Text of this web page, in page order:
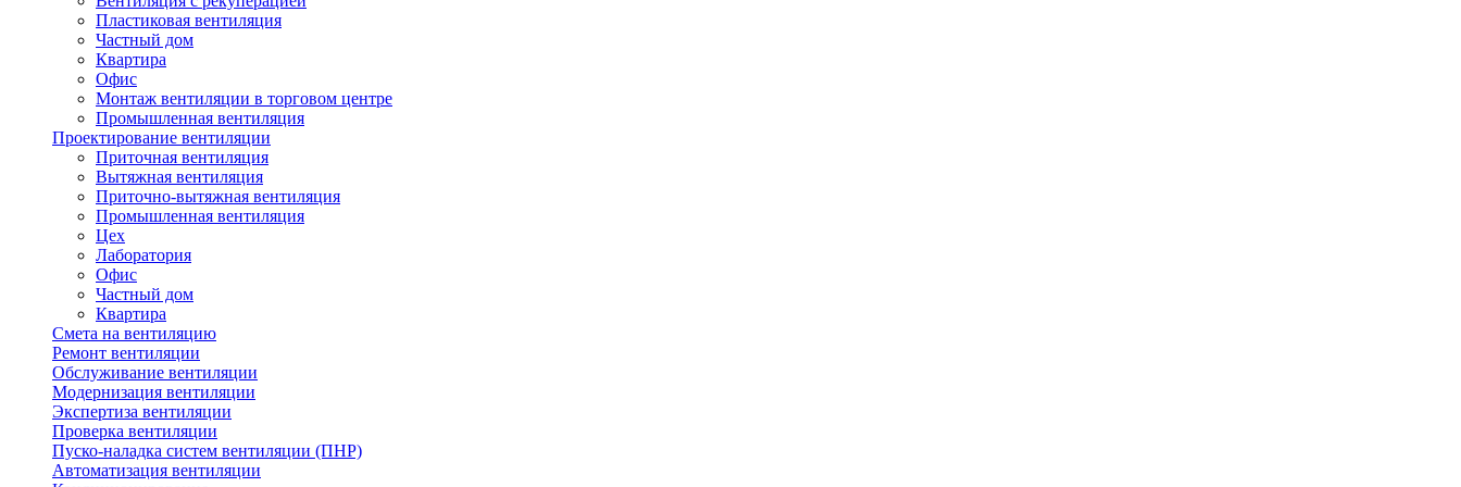
Пластиковая вентиляция
Частный дом
Квартира
Офис
Монтаж вентиляции в торговом центре
Промышленная вентиляция
Проектирование вентиляции
Приточная вентиляция
Вытяжная вентиляция
Приточно-вытяжная вентиляция
Промышленная вентиляция
Цех
Лаборатория
Офис
Частный дом
Квартира
Смета на вентиляцию
Ремонт вентиляции
Обслуживание вентиляции
Модернизация вентиляции
Экспертиза вентиляции
Проверка вентиляции
Пуско-наладка систем вентиляции (ПНР)
Автоматизация вентиляции